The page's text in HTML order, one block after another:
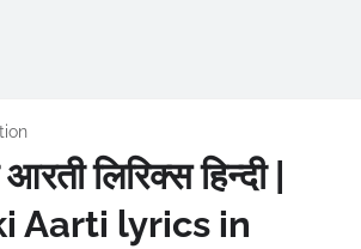
लिरिक्स हिन्दी |
Aarti lyrics in